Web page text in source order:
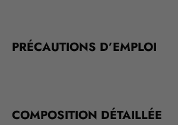
PRÉCAUTIONS D’EMPLOI
COMPOSITION DÉTAILLÉE